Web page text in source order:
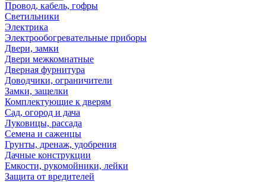
Провод, кабель, гофры
Светильники
Электрика
Электрообогревательные приборы
Двери, замки
Двери межкомнатные
Дверная фурнитура
Доводчики, ограничители
Замки, защелки
Комплектующие к дверям
Сад, огород и дача
Луковицы, рассада
Семена и саженцы
Грунты, дренаж, удобрения
Дачные конструкции
Емкости, рукомойники, лейки
Защита от вредителей